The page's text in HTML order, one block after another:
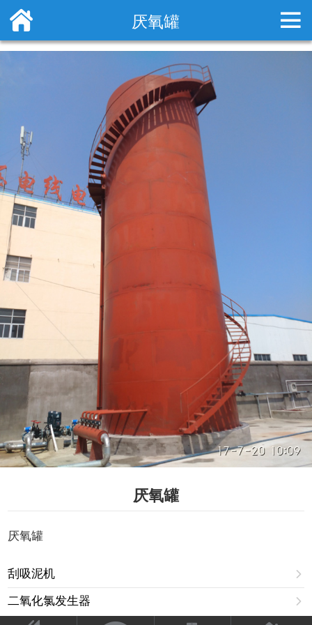
 厌氧罐 
厌氧罐
厌氧罐
刮吸泥机 
二氧化氯发生器 